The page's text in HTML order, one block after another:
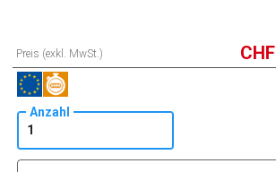
Preis (exkl. MwSt.) CHF
Anzahl